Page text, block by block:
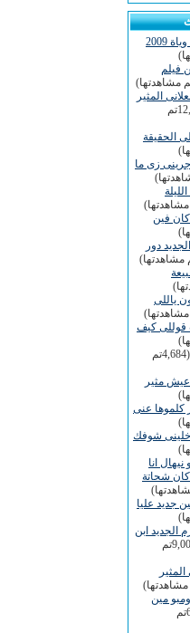
2009
فيلم
المثير
(12,997تم
الحقيقة
زى ما
فين
دور
ياللى
كيف
(4,684تم
مثير
كلموها عنى
شوفك
انا
شحاتة
جديد عليا
الجديد ابن
(9,008تم
مين
(6,660تم